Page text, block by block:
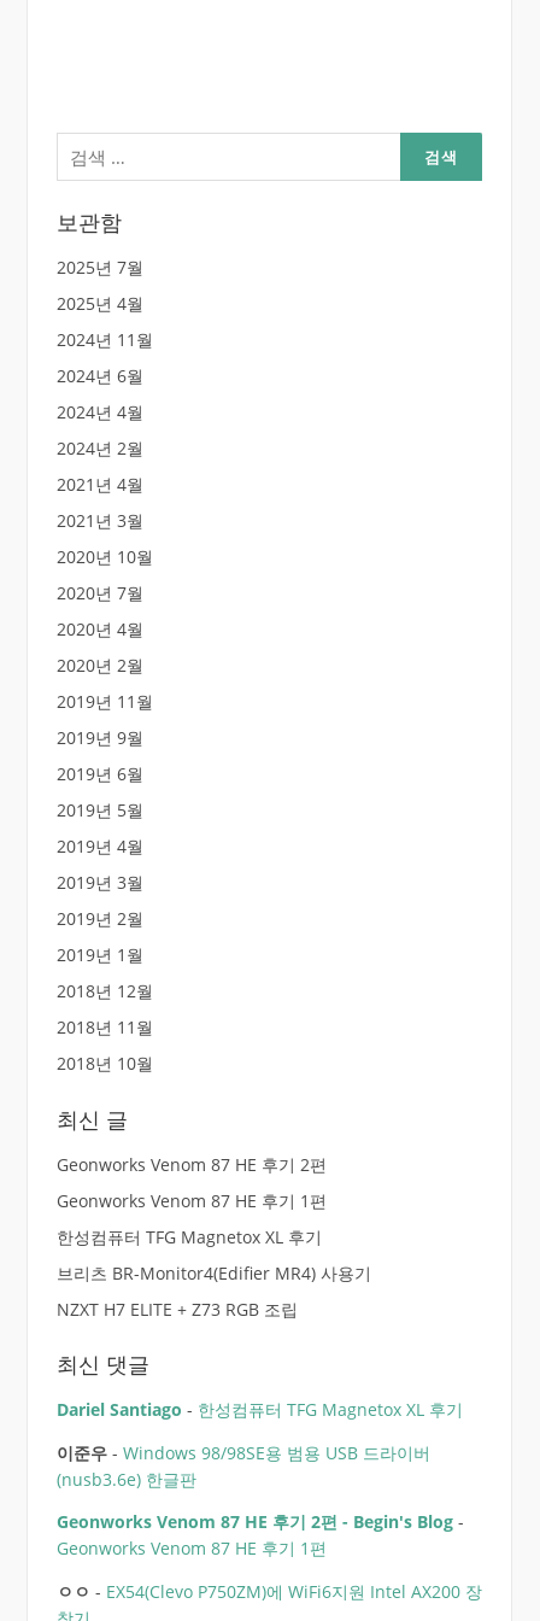
검
색:
보관함
2025년 7월
2025년 4월
2024년 11월
2024년 6월
2024년 4월
2024년 2월
2021년 4월
2021년 3월
2020년 10월
2020년 7월
2020년 4월
2020년 2월
2019년 11월
2019년 9월
2019년 6월
2019년 5월
2019년 4월
2019년 3월
2019년 2월
2019년 1월
2018년 12월
2018년 11월
2018년 10월
최신 글
Geonworks Venom 87 HE 후기 2편
Geonworks Venom 87 HE 후기 1편
한성컴퓨터 TFG Magnetox XL 후기
브리츠 BR-Monitor4(Edifier MR4) 사용기
NZXT H7 ELITE + Z73 RGB 조립
최신 댓글
Dariel Santiago - 한성컴퓨터 TFG Magnetox XL 후기
이준우- Windows 98/98SE용 범용 USB 드라이버
(nusb3.6e) 한글판
Geonworks Venom 87 HE 후기 2편 - Begin's Blog-
Geonworks Venom 87 HE 후기 1편
ㅇㅇ - EX54(Clevo P750ZM)에 WiFi6지원 Intel AX200 장